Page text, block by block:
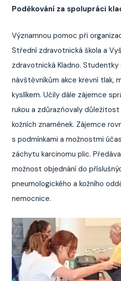
Poděkování za spolupráci
Významnou pomoc při
Střední zdravotnická škola a
zdravotnická Kladno. Studentky
návštěvníkům akce krevní tlak,
kyslíkem. Učily dále zájemce
rukou a zdůrazňovaly
kožních znamének. Zájemce
s podmínkami a možnostmi
záchytu karcinomu plic.
možnost objednání do
pneumologického a kožního
nemocnice.